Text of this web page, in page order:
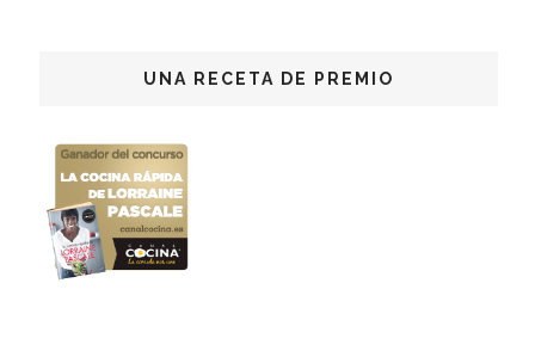
UNA RECETA DE PREMIO